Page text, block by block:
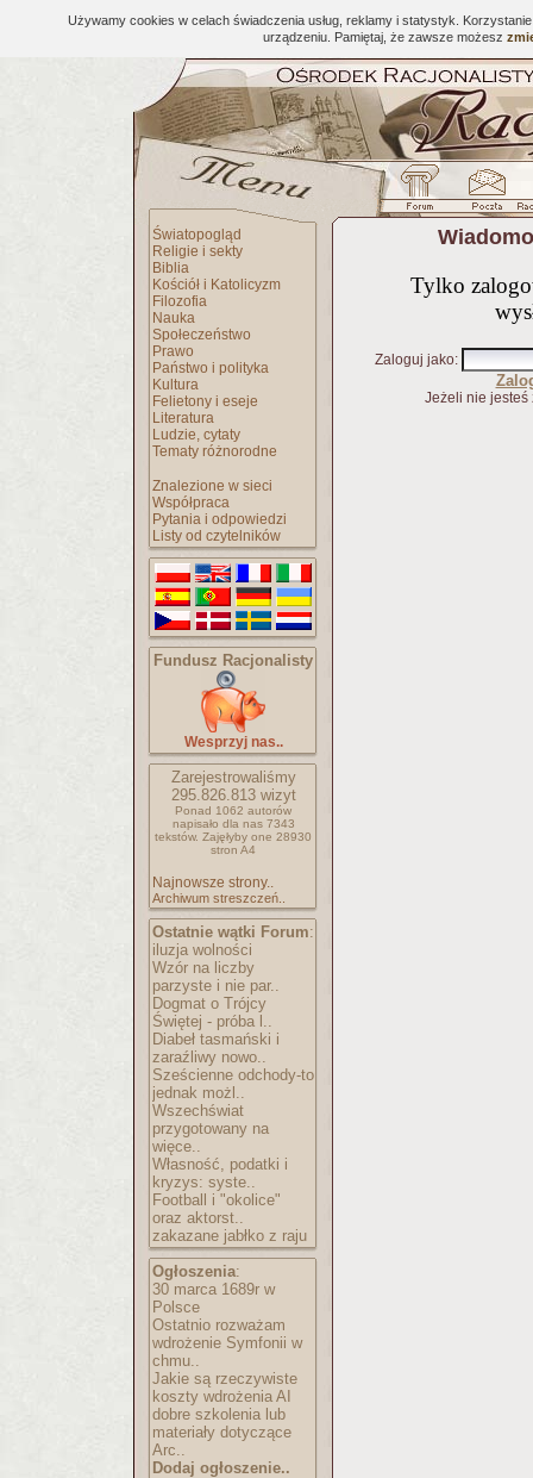
Używamy cookies w celach świadczenia usług, reklamy i statystyk.
urządzeniu. Pamiętaj, że zawsze możesz
Światopogląd
Religie i sekty
Biblia
Kościół i Katolicyzm
Filozofia
Nauka
Społeczeństwo
Prawo
Państwo i polityka
Kultura
Felietony i eseje
Literatura
Ludzie, cytaty
Tematy różnorodne
Znalezione w sieci
Współpraca
Pytania i odpowiedzi
Listy od czytelników
Fundusz Racjonalisty
Wesprzyj nas..
Zarejestrowaliśmy
295.826.813wizyt
Ponad 1062 autorów
napisało dla nas 7343
tekstów. Zajęłyby one 28930
stron A4
Najnowsze strony..
Archiwum streszczeń..
Ostatnie wątki Forum:
iluzja wolności
Wzór na liczby
parzyste i nie par..
Dogmat o Trójcy
Świętej - próba l..
Diabeł tasmański i
zaraźliwy nowo..
Sześcienne odchody-to
jednak możl..
Wszechświat
przygotowany na
więce..
Własność, podatki i
kryzys: syste..
Football i "okolice"
oraz aktorst..
zakazane jabłko z raju
Ogłoszenia:
30 marca 1689r w
Polsce
Ostatnio rozważam
wdrożenie Symfonii w
chmu..
Jakie są rzeczywiste
koszty wdrożenia AI
dobre szkolenia lub
materiały dotyczące
Arc..
Dodaj ogłoszenie..
Tylko
Zaloguj jako:
Jeżeli nie